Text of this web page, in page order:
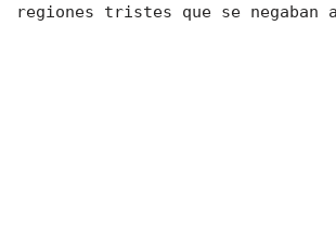
regiones tristes que se negaban